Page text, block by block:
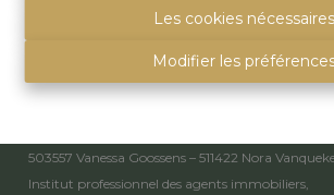
Les cookies nécessaires
Modifier les
Mentions légales
503557 Vanessa Goossens – 511422 Nora
Institut professionnel des agents immobiliers,